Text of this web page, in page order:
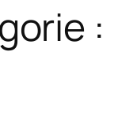
: